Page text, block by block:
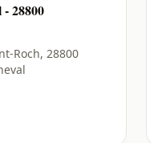
28800
Roch, 28800